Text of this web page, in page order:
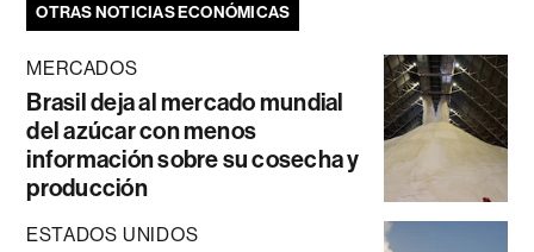
OTRAS NOTICIAS ECONÓMICAS
MERCADOS
Brasil deja al mercado mundial
del azúcar con menos
información sobre su cosecha y
producción
ESTADOS UNIDOS